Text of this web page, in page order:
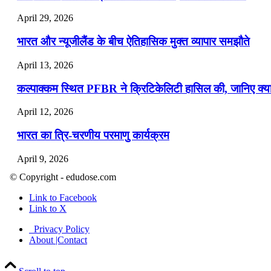
April 29, 2026
भारत और न्यूजीलैंड के बीच ऐतिहासिक मुक्त व्यापार समझौते
April 13, 2026
कल्पाक्कम स्थित PFBR ने क्रिटिकेलिटी हासिल की, जानिए क्या
April 12, 2026
भारत का त्रि-चरणीय परमाणु कार्यक्रम
April 9, 2026
नासा का आर्टेमिस-2 मिशन: मनुष्य एक बार फिर से चंद्रमा के
April 7, 2026
वित्तीय वर्ष 2026-27 की पहली द्विमासिक मौद्रिक नीति समीक्षा
© Copyright - edudose.com
Link to Facebook
Link to X
Privacy Policy
About |Contact